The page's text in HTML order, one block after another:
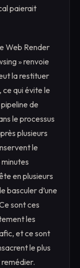
paierait
Web Render
» renvoie
la restituer
ce qui évite le
de
le processus
plusieurs
le
en plusieurs
basculer d’une
sont ces
les
et ce sont
le plus